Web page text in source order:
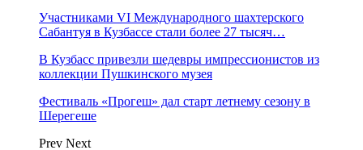
Участниками VI Международного шахтерского
Сабантуя в Кузбассе стали более 27 тысяч…
В Кузбасс привезли шедевры импрессионистов из
коллекции Пушкинского музея
Фестиваль «Прогеш» дал старт летнему сезону в
Шерегеше
Prev Next